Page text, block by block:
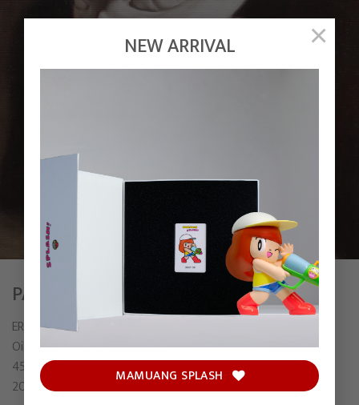
NEW ARRIVAL
MAMUANG SPLASH
×
PAWN
ERTHH
Oil on linen
45 x 35 cm
2024